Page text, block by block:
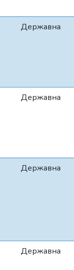
Державна
Державна
Державна
Державна